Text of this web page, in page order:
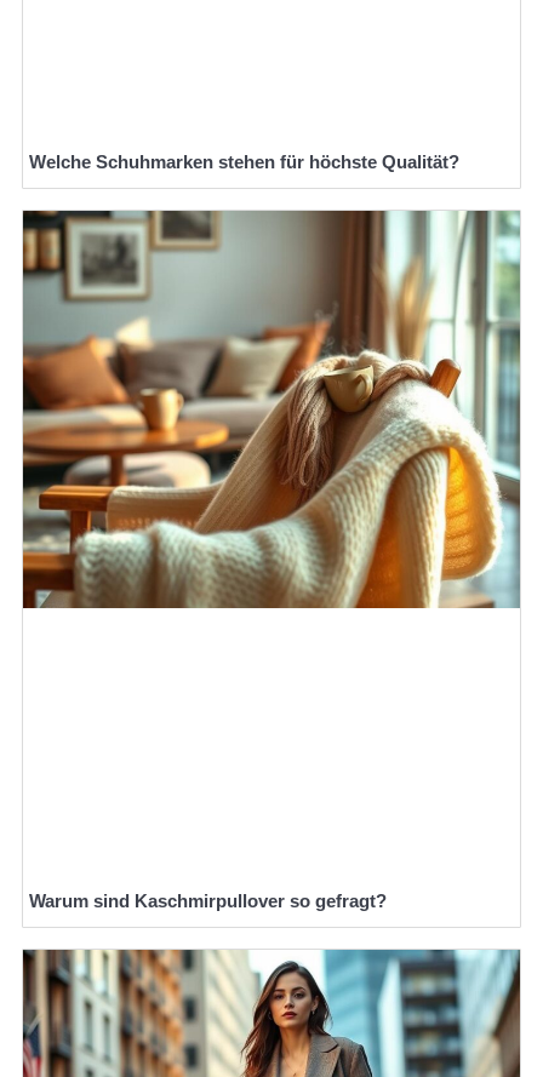
Welche Schuhmarken stehen für höchste Qualität?
Warum sind Kaschmirpullover so gefragt?